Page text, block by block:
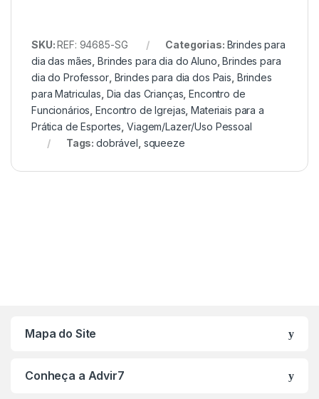
SKU:REF: 94685-SG Categorias: Brindes para
dia das mães ,Brindes para dia do Aluno ,Brindes para
dia do Professor, Brindes para dia dos Pais Brindes
para Matriculas Dia das Crianças ,Encontro de
Funcionários ,Encontro de Igrejas ,Materiais para a
Prática de Esportes ,Viagem/Lazer/Uso Pessoal
Tags:dobrável squeeze
Mapa do Site
Conheça a Advir7